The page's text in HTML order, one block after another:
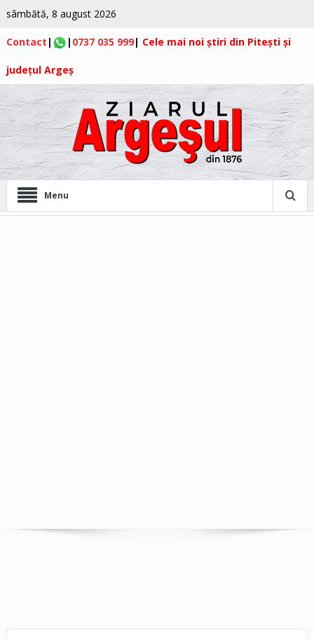
sâmbătă, 8 august 2026
Contact | | 0737 035 999| Cele mai noi știri din Pitești și
județul Argeș
Menu